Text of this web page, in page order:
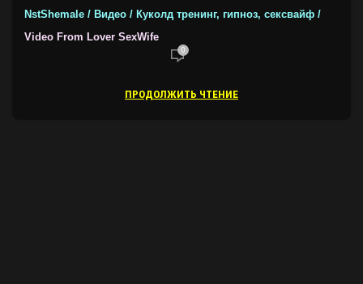
NstShemale / Видео / Куколд тренинг, гипноз, сексвайф /
Video From Lover SexWife
0
ПРОДОЛЖИТЬ ЧТЕНИЕ